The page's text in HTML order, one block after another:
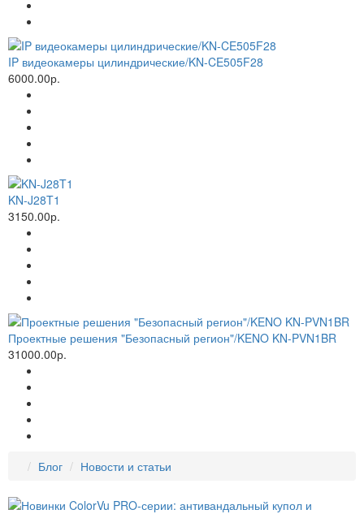
IP видеокамеры цилиндрические/KN-CE505F28
6000.00р.
KN-J28T1
3150.00р.
Проектные решения "Безопасный регион"/KENO KN-PVN1BR
31000.00р.
Блог Новости и статьи